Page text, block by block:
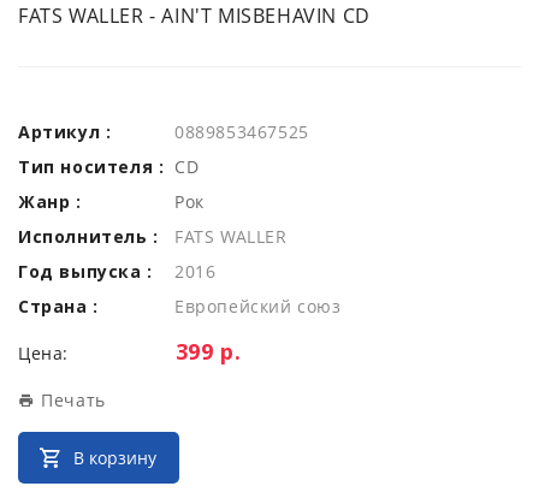
FATS WALLER - AIN'T MISBEHAVIN CD
Артикул :
0889853467525
Тип носителя : CD
Жанр :
Рок
Исполнитель :
FATS WALLER
Год выпуска :
2016
Страна :
Европейский союз
Цена: Цена:
399 р.
Печать
В корзину